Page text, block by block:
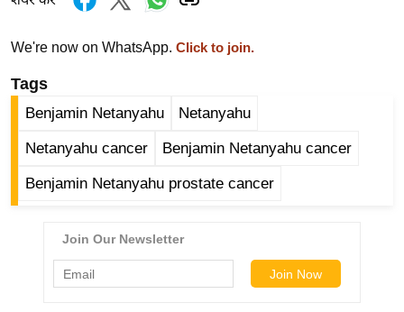
ली
ड
फि
मी
We're now on WhatsApp. Click to join.
Tags
Benjamin Netanyahu Netanyahu
Netanyahu cancer Benjamin Netanyahu cancer
Benjamin Netanyahu prostate cancer